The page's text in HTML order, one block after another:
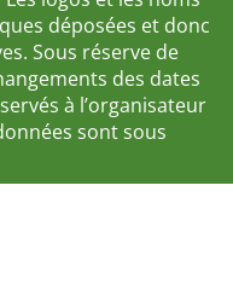
déposées et donc
Sous réserve de
des dates
à l’organisateur
sont sous